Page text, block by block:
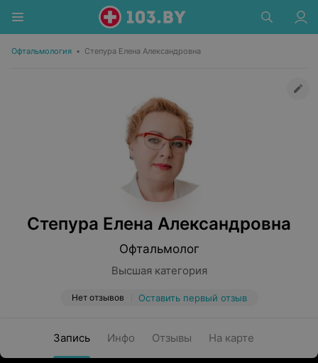
Офтальмология • Степура Елена Александровна
Степура Елена Александровна
Офтальмолог
Высшая категория
Нет отзывов Оставить первый отзыв
Запись Инфо Отзывы На карте